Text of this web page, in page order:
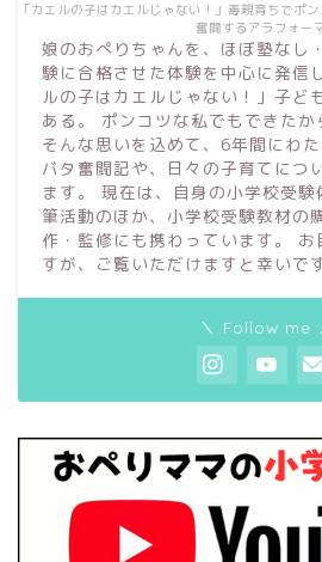
「カエルの子はカエルじゃない！」毒親育ちでポ
奮闘するアラフォー
娘のおぺりちゃんを、ほぼ塾なし
験に合格させた体験を中心に発信
ルの子はカエルじゃない！」子ど
ある。 ポンコツな私でもできたか
そんな思いを込めて、6年間にわ
バタ奮闘記や、日々の子育てにつ
ます。 現在は、自身の小学校受
筆活動のほか、小学校受験教材の
作・監修にも携わっています。 お
すが、ご覧いただけますと幸いで
＼ Follow me